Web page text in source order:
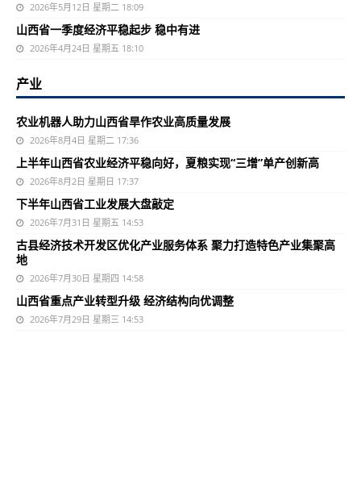
2026年5月12日 星期二 18:09
山西省一季度经济平稳起步 稳中有进
2026年4月24日 星期五 18:10
产业
农业机器人助力山西省旱作农业高质量发展
2026年8月4日 星期二 17:36
上半年山西省农业经济平稳向好，夏粮实现“三增”单产创新高
2026年8月2日 星期日 17:37
下半年山西省工业发展大盘敲定
2026年7月31日 星期五 14:53
古县经济技术开发区优化产业服务体系 聚力打造特色产业集聚高
地
2026年7月30日 星期四 14:58
山西省重点产业转型升级 经济结构向优调整
2026年7月29日 星期三 14:53